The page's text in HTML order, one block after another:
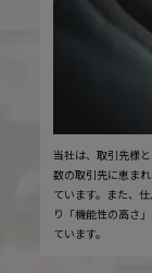
当社は、取引先様
数の取引先に恵ま
ています。また、
り「機能性の高さ
ています。